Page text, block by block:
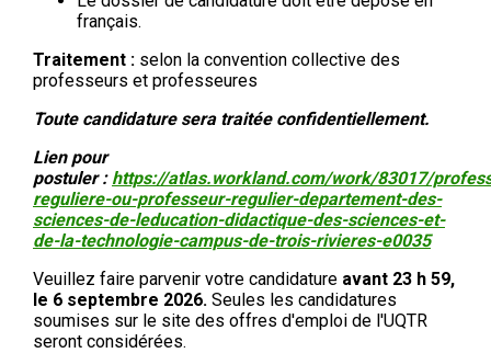
français.
Traitement : selon la convention collective des
professeurs et professeures
Toute candidature sera traitée confidentiellement.
Lien pour
postuler : https://atlas.workland.com/work/83017/
reguliere-ou-professeur-regulier-departement-des-
sciences-de-leducation-didactique-des-sciences-et-
de-la-technologie-campus-de-trois-rivieres-e0035
Veuillez faire parvenir votre candidature avant 23 h 59,
le 6 septembre 2026. Seules les candidatures
soumises sur le site des offres d'emploi de l'UQTR
seront considérées.